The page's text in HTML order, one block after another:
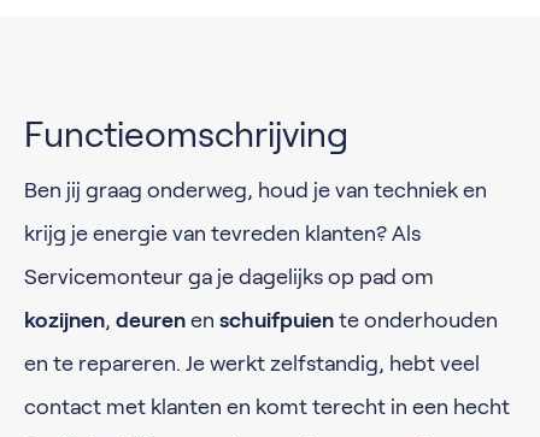
Functieomschrijving
Ben jij graag onderweg, houd je van techniek en
krijg je energie van tevreden klanten? Als
Servicemonteur ga je dagelijks op pad om
kozijnen, deuren en schuifpuien te onderhouden
en te repareren. Je werkt zelfstandig, hebt veel
contact met klanten en komt terecht in een hecht